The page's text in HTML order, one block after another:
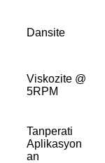
Dansite
Viskozite @
5RPM
Tanperati
Aplikasyon
an